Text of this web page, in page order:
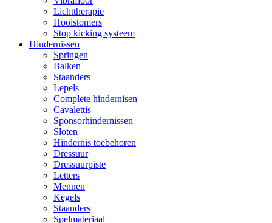
Lichttherapie
Hooistomers
Stop kicking systeem
Hindernissen
Springen
Balken
Staanders
Lepels
Complete hindernisen
Cavalettis
Sponsorhindernissen
Sloten
Hindernis toebehoren
Dressuur
Dressuurpiste
Letters
Mennen
Kegels
Staanders
Spelmateriaal